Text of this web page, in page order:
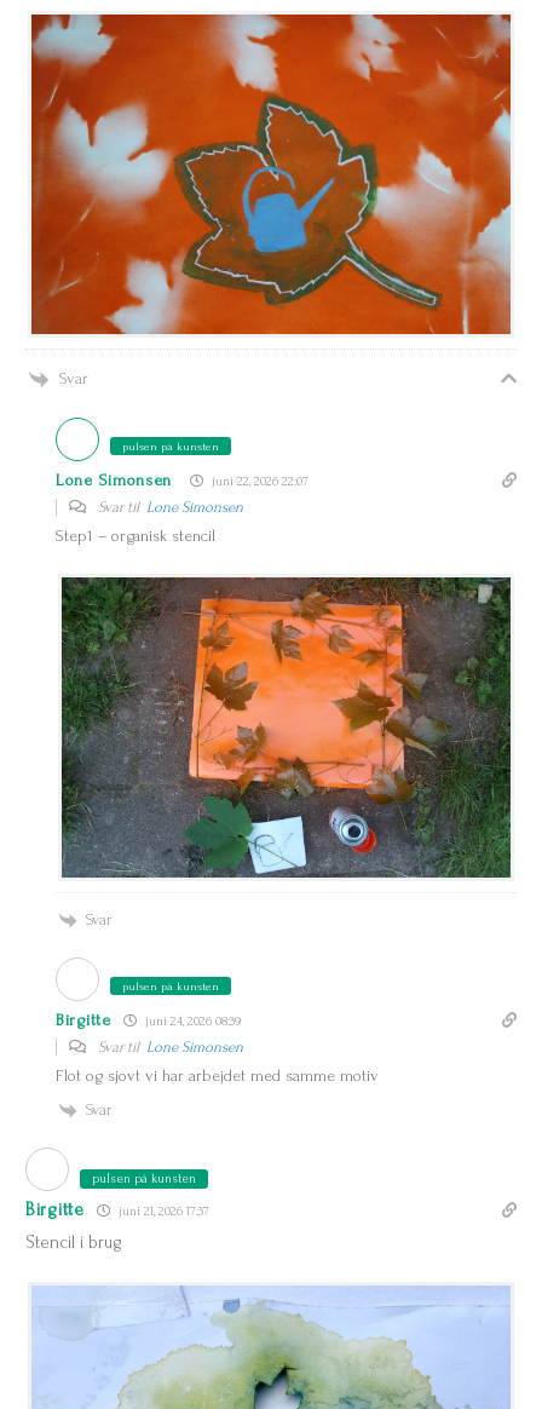
Svar
pulsen på kunsten
Lone Simonsen juni 22, 2026 22:07
Svar til Lone Simonsen
Step1 – organisk stencil
Svar
pulsen på kunsten
Birgitte juni 24, 2026 08:39
Svar til Lone Simonsen
Flot og sjovt vi har arbejdet med samme motiv
Svar
pulsen på kunsten
Birgitte juni 21, 2026 17:37
Stencil i brug